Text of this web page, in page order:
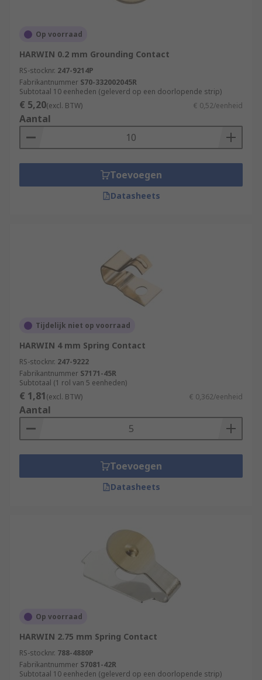
Op voorraad
HARWIN 0.2 mm Grounding Contact
RS-stocknr. 247-9214P
Fabrikantnummer S70-332002045R
Subtotaal 10 eenheden (geleverd op een doorlopende strip)
€ 5,20(excl. BTW) € 0,52/eenheid
Aantal
Toevoegen
Datasheets
Tijdelijk niet op voorraad
HARWIN 4 mm Spring Contact
RS-stocknr. 247-9222
Fabrikantnummer S7171-45R
Subtotaal (1 rol van 5 eenheden)
€ 1,81(excl. BTW) € 0,362/eenheid
Aantal
Toevoegen
Datasheets
Op voorraad
HARWIN 2.75 mm Spring Contact
RS-stocknr. 788-4880P
Fabrikantnummer S7081-42R
Subtotaal 10 eenheden (geleverd op een doorlopende strip)